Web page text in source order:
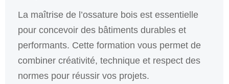
La maîtrise de l’ossature bois est essentielle
pour concevoir des bâtiments durables et
performants. Cette formation vous permet de
combiner créativité, technique et respect des
normes pour réussir vos projets.